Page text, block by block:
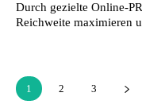
Durch gezielte Online-
Reichweite maximieren
1 2 3